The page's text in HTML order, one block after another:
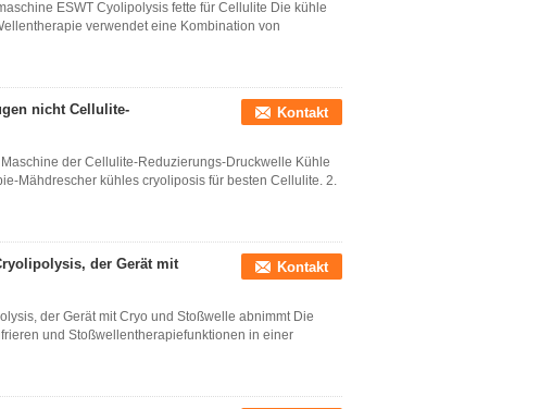
ESWT Cyolipolysis fette für Cellulite Die kühle
verwendet eine Kombination von
nicht Cellulite-
Kontakt
der Cellulite-Reduzierungs-Druckwelle Kühle
Mähdrescher kühles cryoliposis für besten Cellulite. 2.
der Gerät mit
Kontakt
der Gerät mit Cryo und Stoßwelle abnimmt Die
und Stoßwellentherapiefunktionen in einer